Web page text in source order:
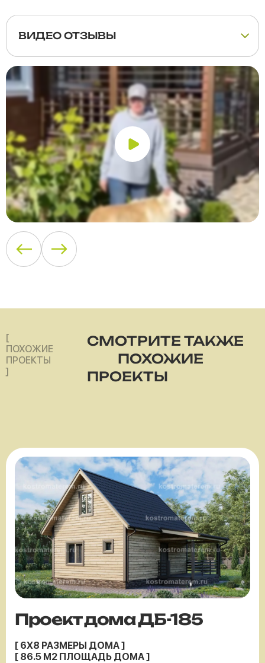
[
ПОХОЖИЕ
ПРОЕКТЫ
]
СМОТРИТЕ ТАКЖЕ
ПОХОЖИЕ
ПРОЕКТЫ
Проект дома ДБ-185
[ 6X8 РАЗМЕРЫ ДОМА ]
[ 86.5 М2 ПЛОЩАДЬ ДОМА ]